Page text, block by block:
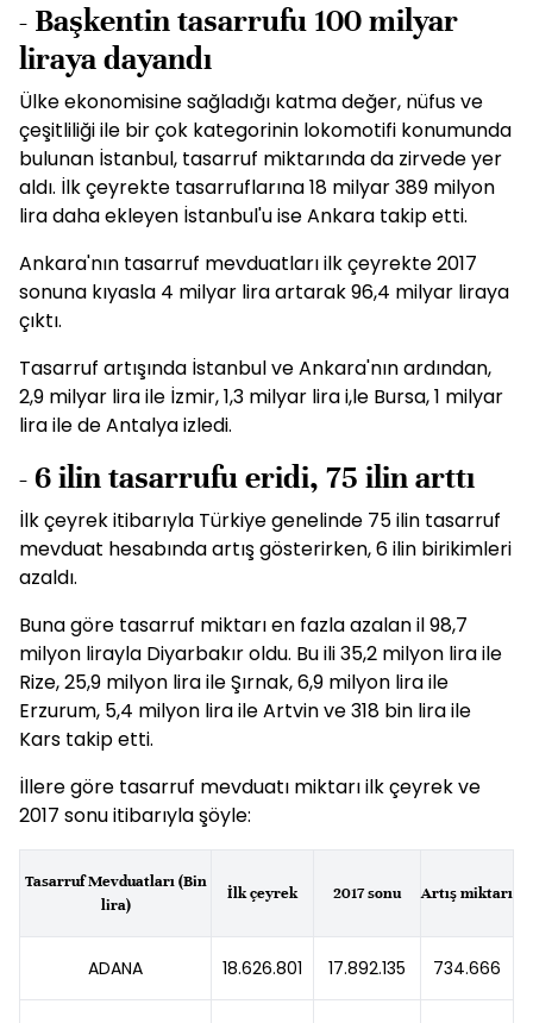
- Başkentin tasarrufu 100 milyar
liraya dayandı
Ülke ekonomisine sağladığı katma değer, nüfus ve
çeşitliliği ile bir çok kategorinin lokomotifi konumunda
bulunan İstanbul, tasarruf miktarında da zirvede yer
aldı. İlk çeyrekte tasarruflarına 18 milyar 389 milyon
lira daha ekleyen İstanbul'u ise Ankara takip etti.
Ankara'nın tasarruf mevduatları ilk çeyrekte 2017
sonuna kıyasla 4 milyar lira artarak 96,4 milyar liraya
çıktı.
Tasarruf artışında İstanbul ve Ankara'nın ardından,
2,9 milyar lira ile İzmir, 1,3 milyar lira i,le Bursa, 1 milyar
lira ile de Antalya izledi.
- 6 ilin tasarrufu eridi, 75 ilin arttı
İlk çeyrek itibarıyla Türkiye genelinde 75 ilin tasarruf
mevduat hesabında artış gösterirken, 6 ilin birikimleri
azaldı.
Buna göre tasarruf miktarı en fazla azalan il 98,7
milyon lirayla Diyarbakır oldu. Bu ili 35,2 milyon lira ile
Rize, 25,9 milyon lira ile Şırnak, 6,9 milyon lira ile
Erzurum, 5,4 milyon lira ile Artvin ve 318 bin lira ile
Kars takip etti.
İllere göre tasarruf mevduatı miktarı ilk çeyrek ve
2017 sonu itibarıyla şöyle:
Tasarruf Mevduatları (Bin
lira)
İlk çeyrek 2017 sonu Artış miktarı
ADANA 18.626.801 17.892.135 734.666